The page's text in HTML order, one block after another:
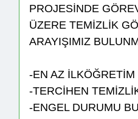
PROJESİNDE
ÜZERE TEMİZLİK
ARAYIŞIMIZ
-EN AZ İLKÖĞRETİM
-TERCİHEN
-ENGEL DURUMU